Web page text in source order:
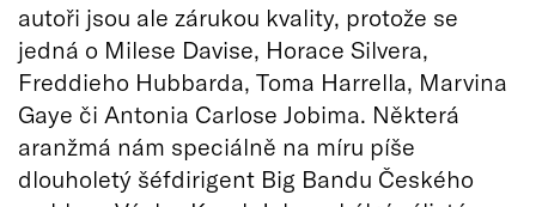
autoři jsou ale zárukou kvality, protože se
jedná o Milese Davise, Horace Silvera,
Freddieho Hubbarda, Toma Harrella, Marvina
Gaye či Antonia Carlose Jobima. Některá
aranžmá nám speciálně na míru píše
dlouholetý šéfdirigent Big Bandu Českého